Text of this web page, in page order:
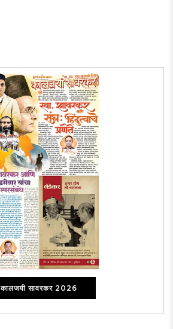
कालजयी सावरकर 2026